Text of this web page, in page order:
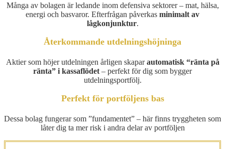
Många av bolagen är ledande inom defensiva sektorer – mat, hälsa,
energi och basvaror. Efterfrågan påverkas minimalt av
lågkonjunktur.
Återkommande utdelningshöjninga
Aktier som höjer utdelningen årligen skaparautomatisk “ränta på
ränta” i kassaflödet – perfekt för dig som bygger
utdelningsportfölj.
Perfekt för portföljens bas
Dessa bolag fungerar som ”fundamentet” – här finns tryggheten som
låter dig ta mer risk i andra delar av portföljen